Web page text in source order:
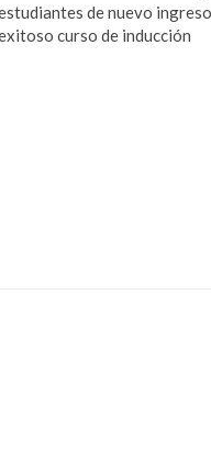
de nuevo
curso de inducción